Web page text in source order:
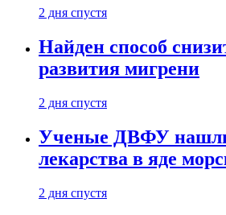
2 дня спустя
Найден способ
развития мигрени
2 дня спустя
Ученые ДВФУ нашли
лекарства в яде
2 дня спустя